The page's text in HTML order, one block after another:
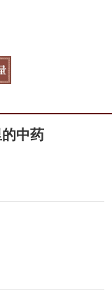
中药